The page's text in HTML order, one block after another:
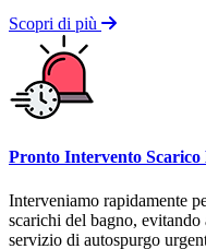
Scopri di più
Pronto Intervento Scarico
Interveniamo rapidamente
scarichi del bagno,
servizio di autospurgo